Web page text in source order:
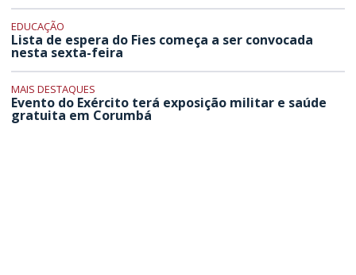
EDUCAÇÃO
Lista de espera do Fies começa a ser convocada
nesta sexta-feira
MAIS DESTAQUES
Evento do Exército terá exposição militar e saúde
gratuita em Corumbá